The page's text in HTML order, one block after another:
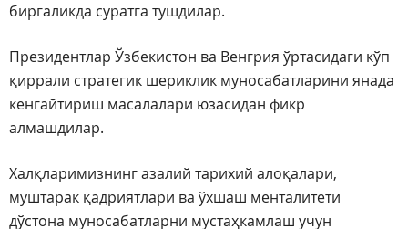
биргаликда суратга тушдилар.
Президентлар Ўзбекистон ва Венгрия ўртасидаги кўп
қиррали стратегик шериклик муносабатларини янада
кенгайтириш масалалари юзасидан фикр
алмашдилар.
Халқларимизнинг азалий тарихий алоқалари,
муштарак қадриятлари ва ўхшаш менталитети
дўстона муносабатларни мустаҳкамлаш учун